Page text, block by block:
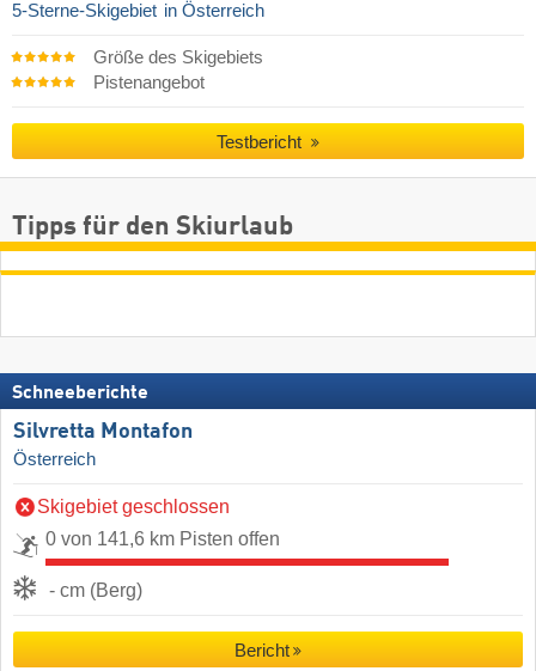
5-Sterne-Skigebiet in Österreich
Größe des Skigebiets
Pistenangebot
Testbericht
Tipps für den Skiurlaub
Schneeberichte
Silvretta Montafon
Österreich
Skigebiet geschlossen
0 von 141,6 km Pisten offen
- cm (Berg)
Bericht